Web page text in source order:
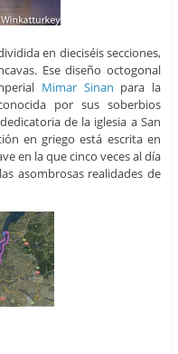
en dieciséis secciones,
Ese diseño octogonal
Mimar Sinan para la
por sus soberbios
de la iglesia a San
en griego está escrita en
en la que cinco veces al día
asombrosas realidades de